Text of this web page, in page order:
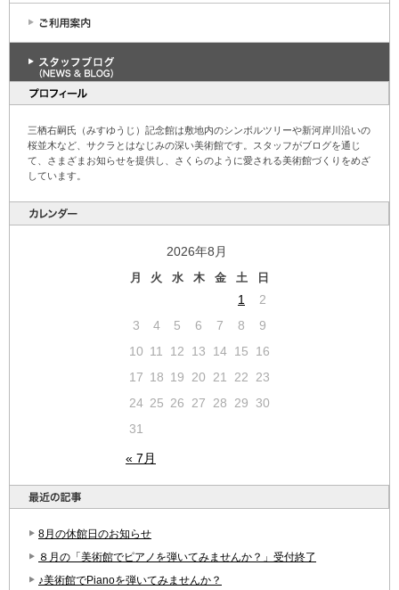
三栖右嗣氏（みすゆうじ）記念館は敷地内のシンボルツリーや新河岸川沿いの
桜並木など、サクラとはなじみの深い美術館です。スタッフがブログを通じ
て、さまざまお知らせを提供し、さくらのように愛される美術館づくりをめざ
しています。
2026年8月
月 火 水 木 金 土 日
« 7月
1
2
3
4 5 6 7 8
9
10 11 12 13 14 15
16
17 18 19 20 21 22
23
24 25 26 27 28 29
30
31
8月の休館日のお知らせ
８月の「美術館でピアノを弾いてみませんか？」受付終了
♪美術館でPianoを弾いてみませんか？